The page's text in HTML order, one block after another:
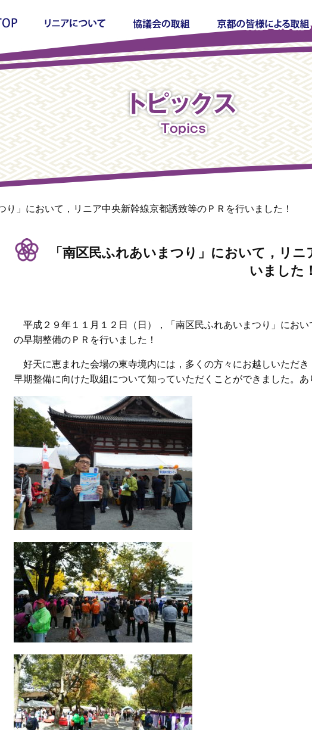
り」において，リニア中央新幹線京都誘致等のＰＲを行いました！
「南区民ふれあいまつり」において，リ
いました！
平成２９年１１月１２日（日），「南区民ふれあいまつり」にお
の早期整備のＰＲを行いました！
好天に恵まれた会場の東寺境内には，多くの方々にお越しいただ
早期整備に向けた取組について知っていただくことができました。あ